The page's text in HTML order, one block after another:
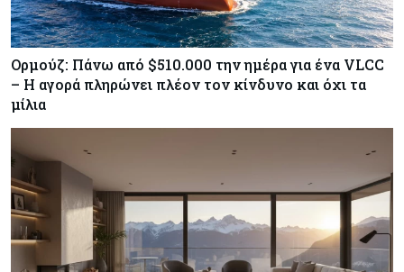
Ορμούζ: Πάνω από $510.000 την ημέρα για ένα VLCC
– Η αγορά πληρώνει πλέον τον κίνδυνο και όχι τα
μίλια